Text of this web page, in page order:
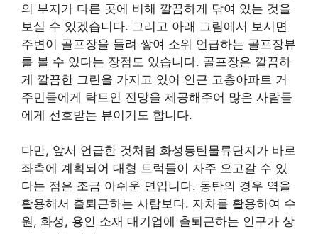
의 부지가 다른 곳에 비해 깔끔하게 닦여 있는 것을
보실 수 있겠습니다. 그리고 아래 그림에서 보시면
주변이 골프장을 둘려 쌓여 소위 언급하는 골프장뷰
를 볼 수 있다는 장점도 있습니다. 골프장은 깔끔하
게 깔끔한 그린을 가지고 있어 인근 고층아파트 거
주민들에게 탁트인 전망을 제공해주어 많은 사람들
에게 선호받는 뷰이기도 합니다.
다만, 앞서 언급한 것처럼 화성동탄물류단지가 바로
좌측에 계획되어 대형 트럭들이 자주 오고갈 수 있
다는 점은 조금 아쉬운 면입니다. 동탄의 경우 역을
활용해서 출퇴근하는 사람보다. 자차를 활용하여 수
원, 화성, 용인 소재 대기업에 출퇴근하는 인구가 상